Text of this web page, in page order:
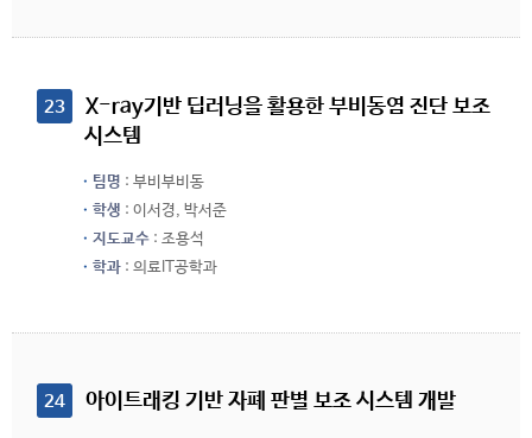
23
X-ray기반 딥러닝을 활용한 부비동염 진단 보조
시스템
팀명 : 부비부비동
학생 : 이서경, 박서준
지도교수 : 조용석
학과 : 의료IT공학과
24 아이트래킹 기반 자폐 판별 보조 시스템 개발